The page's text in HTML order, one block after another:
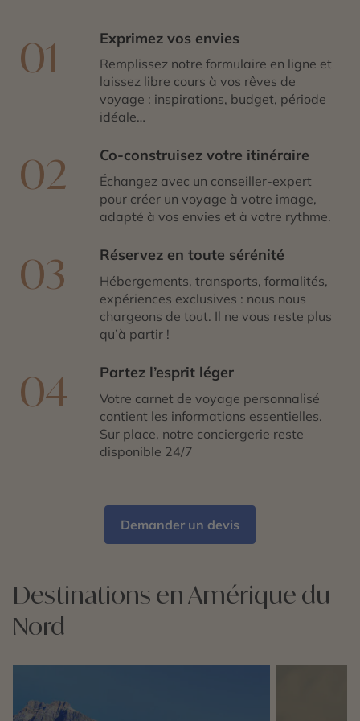
01 Exprimez vos envies
Remplissez notre formulaire en ligne et
laissez libre cours à vos rêves de
voyage : inspirations, budget, période
idéale…
02 Co-construisez votre itinéraire
Échangez avec un conseiller-expert
pour créer un voyage à votre image,
adapté à vos envies et à votre rythme.
03 Réservez en toute sérénité
Hébergements, transports, formalités,
expériences exclusives : nous nous
chargeons de tout. Il ne vous reste plus
qu’à partir !
04 Partez l’esprit léger
Votre carnet de voyage personnalisé
contient les informations essentielles.
Sur place, notre conciergerie reste
disponible 24/7
Demander un devis
Destinations en Amérique du
Nord